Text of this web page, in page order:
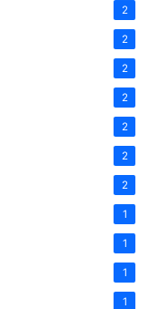
2
2
2
2
2
2
2
1
1
1
1